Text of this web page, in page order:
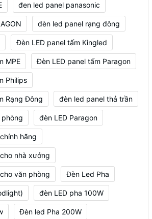
đen led panel panasonic
đèn led panel rạng đông
Đèn LED panel tấm Kingled
MPE Đèn LED panel tấm Paragon
Philips
Rạng Đông đèn led panel thả trần
đèn LED Paragon
hãng
nhà xưởng
văn phòng Đèn Led Pha
đèn LED pha 100W
Đèn led Pha 200W